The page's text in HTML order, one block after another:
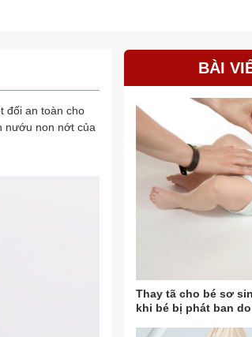
đối an toàn cho
nướu non nớt của
BÀI
Thay tã cho bé sơ
khi bé bị phát ban